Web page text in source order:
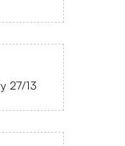
27/13